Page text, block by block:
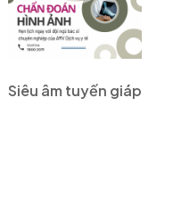
Siêu âm tuyến giáp